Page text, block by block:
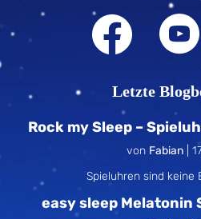
Letzte
Rock my Sleep –
von Fabian|
Spieluhren sind keine
easy sleep Melatonin